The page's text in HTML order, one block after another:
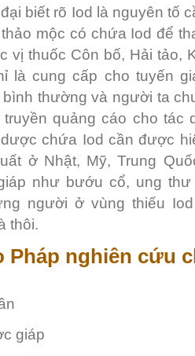
biết rõ Iod là nguyên tố
mộc có chứa Iod để
vị thuốc Côn bố, Hải
là cung cấp cho tuyến
bình thường và người ta
quảng cáo cho tác
chứa Iod cần được
ở Nhật, Mỹ, Trung
như bướu cổ, ung
người ở vùng thiếu
thôi.
Pháp nghiên cứu
giáp